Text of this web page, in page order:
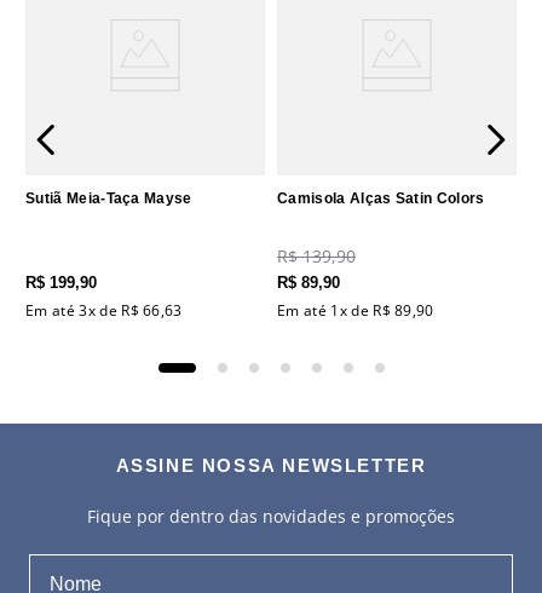
Sutiã Meia-Taça Mayse
R$ 199,90
Em até3x de R$ 66,63
Camisola Alças Satin Colors
R$ 139,90
R$ 89,90
Em até 1x de R$ 89,90
ASSINE NOSSA NEWSLETTER
Fique por dentro das novidades e promoções